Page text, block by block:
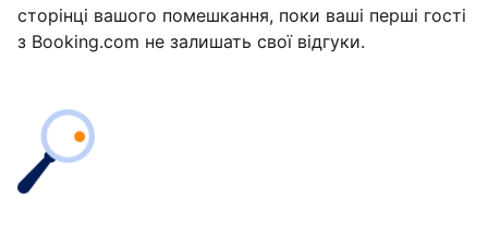
сторінці вашого помешкання, поки ваші перші гості
з Booking.com не залишать свої відгуки.